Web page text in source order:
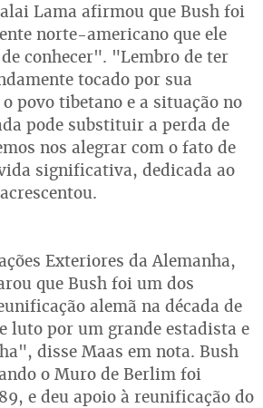
Lama afirmou que Bush foi
norte-americano que ele
conhecer". "Lembro de ter
tocado por sua
povo tibetano e a situação no
pode substituir a perda de
nos alegrar com o fato de
significativa, dedicada ao
Exteriores da Alemanha,
que Bush foi um dos
alemã na década de
luto por um grande estadista e
disse Maas em nota. Bush
o Muro de Berlim foi
e deu apoio à reunificação do